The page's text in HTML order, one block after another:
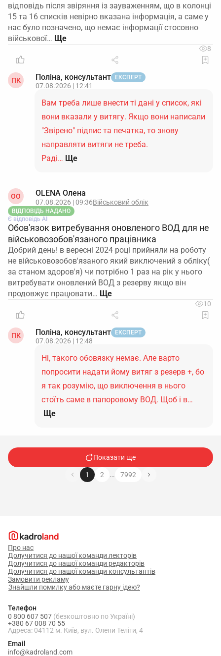
відповідь після звіряння із зауваженням, що в колонці
15 та 16 списків невірно вказана інформація, а саме у
нас було позначено, що немає інформації стосовно
військової…
8
ПК Поліна, консультант ЕКСПЕРТ
07.08.2026 | 12:41
Вам треба лише внести ті дані у список, які
вони вказали у витягу. Якщо вони написали
"Звірено" підпис та печатка, то знову
направляти витяги не треба.
Раді… Ще
ОO OLENA Олена
07.08.2026 | 09:36Військовий облік
ВІДПОВІДЬ НАДАНО
Є відповідь АІ
Обов'язок витребування оновленого ВОД для не
військовозобов'язаного працівника
Добрий день! в вересні 2024 році прийняли на роботу
не військовозобов'язаного який виключений з обліку(
за станом здоров'я) чи потрібно 1 раз на рік у нього
витребувати оновлений ВОД з резерву якщо він
продовжує працювати…
10
ПК Поліна, консультант ЕКСПЕРТ
07.08.2026 | 12:48
Ні, такого обовязку немає. Але варто
попросити надати йому витяг з резерв +, бо
я так розумію, що виключення в нього
стоїть саме в папоровому ВОД. Щоб і в…
Ще
Показати ще
1 2 … 7992
Про нас
Долучитися до нашої команди лекторів
Долучитися до нашої команди редакторів
Долучитися до нашої команди консультантів
Замовити рекламу
Знайшли помилку або маєте гарну ідею?
Телефон
0 800 607 507 (безкоштовно по Україні)
+380 67 008 70 55
Адреса: 04112 м. Київ, вул. Олени Теліги, 4
Email
info@kadroland.com